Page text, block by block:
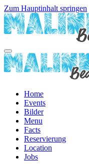
Zum Hauptinhalt springen
Home
Events
Bilder
Menu
Facts
Reservierung
Location
Jobs